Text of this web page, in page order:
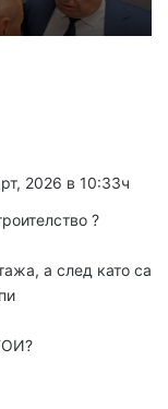
2026 в 10:33ч
?
а след като са